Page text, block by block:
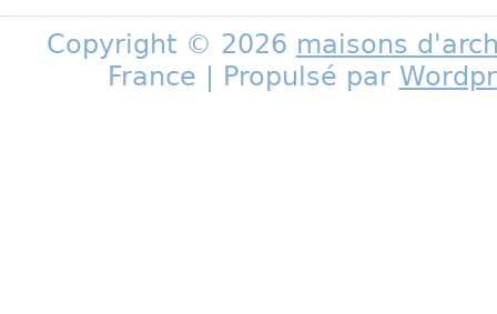
Copyright © 2026 maisons
France | Propulsé par